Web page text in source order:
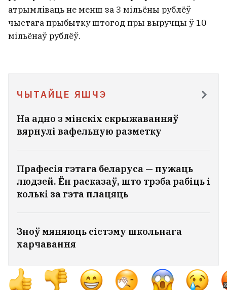
атрымліваць не менш за 3 мільёны рублёў
чыстага прыбытку штогод пры выручцы ў 10
мільёнаў рублёў.
ЧЫТАЙЦЕ ЯШЧЭ
На адно з мінскіх скрыжаванняў
вярнулі вафельную разметку
Прафесія гэтага беларуса — пужаць
людзей. Ён расказаў, што трэба рабіць і
колькі за гэта плацяць
Зноў мяняюць сістэму школьнага
харчавання